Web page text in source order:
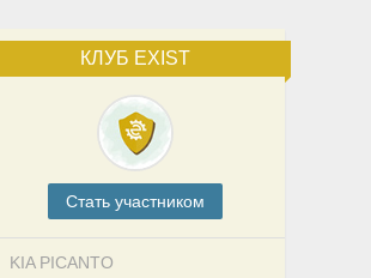
КЛУБ EXIST
Cтать участником
KIA PICANTO